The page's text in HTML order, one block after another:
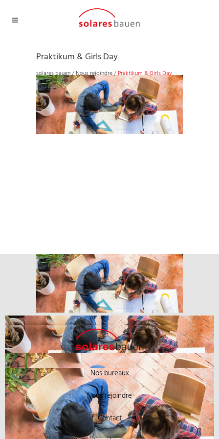
Praktikum & Girls Day
solares bauen/Nous rejoindre/Praktikum & Girls Day
Nos bureaux
Nous rejoindre
Contact